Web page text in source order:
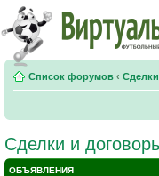
Список форумов ‹
Сделки и
ОБЪЯВЛЕНИЯ